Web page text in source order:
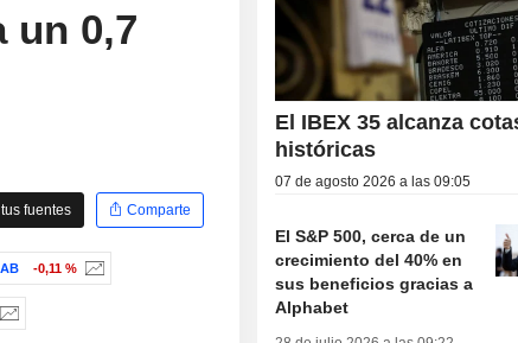
un 0,7
fuentes
Comparte
-0,11 %
El IBEX 35 alcanza
históricas
07 de agosto 2026 a las 09:05
El S&P 500, cerca de un
crecimiento del 40% en
sus beneficios gracias a
Alphabet